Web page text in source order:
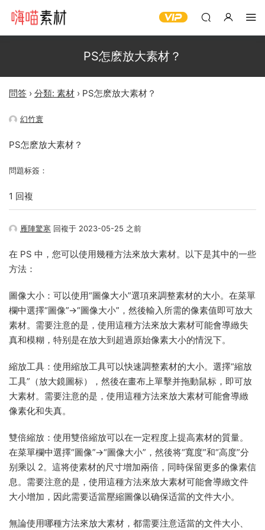
PS怎麽放大素材？
問答 › 分類: 素材 › PS怎麽放大素材？
幻竹寰
PS怎麽放大素材？
問題标簽：
1 回複
雁陣驚寒 回複于 2023-05-25 之前
在 PS 中，您可以使用幾種方法來放大素材。以下是其中的一些
方法：
圖像大小：可以使用“圖像大小”選項來調整素材的大小。在菜單
欄中選擇“圖像”->“圖像大小”，然後輸入所需的像素值即可放大
素材。需要注意的是，使用這種方法來放大素材可能會導緻失
真和模糊，特别是在放大到超過原始像素大小的情況下。
縮放工具：使用縮放工具可以快速調整素材的大小。選擇“縮放
工具”（放大鏡圖标），然後在畫布上單擊并拖動鼠标，即可放
大素材。需要注意的是，使用這種方法來放大素材可能會導緻
像素化和失真。
雙倍縮放：使用雙倍縮放可以在一定程度上提高素材的質量。
在菜單欄中選擇“圖像”->“圖像大小”，然後将“寬度”和“高度”分
别乘以 2。這将使素材的尺寸增加兩倍，同時保留更多的像素信
息。需要注意的是，使用這種方法來放大素材可能會導緻文件
大小增加，因此需要适當壓縮圖像以确保适當的文件大小。
無論使用哪種方法來放大素材，都需要注意适當的文件大小、